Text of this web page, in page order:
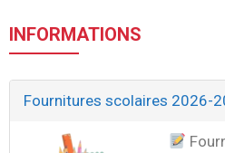
INFORMATIONS
Fournitures scolaires 2026-